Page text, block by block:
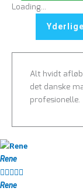
Loading...
Alt hvidt
det danske
profesionelle.
Rene

Rene